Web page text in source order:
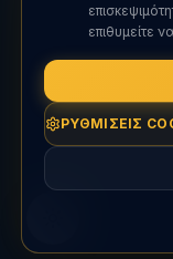
επιθυμείτε
ΡΥΘΜΊΣΕΙΣ